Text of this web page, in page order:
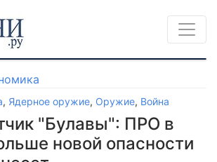
, Ядерное оружие, Оружие, Война
"Булавы": ПРО в
новой опасности